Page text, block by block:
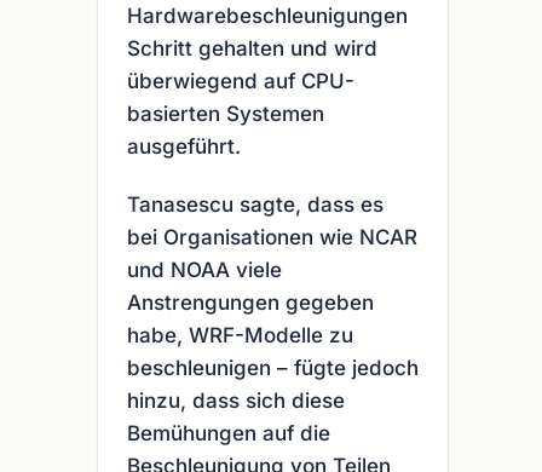
Hardwarebeschleunigungen
Schritt gehalten und wird
überwiegend auf CPU-
basierten Systemen
ausgeführt.
Tanasescu sagte, dass es
bei Organisationen wie NCAR
und NOAA viele
Anstrengungen gegeben
habe, WRF-Modelle zu
beschleunigen – fügte jedoch
hinzu, dass sich diese
Bemühungen auf die
Beschleunigung von Teilen